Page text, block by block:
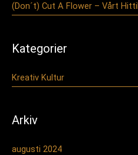
(Don´t) Cut A Flower – Vårt
Kategorier
Kreativ Kultur
Arkiv
augusti 2024